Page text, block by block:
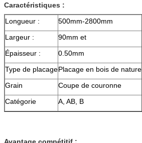
Caractéristiques :
Longueur :
500mm-2800mm
Largeur :
90mm et
Épaisseur :
0.50mm
Type de placagePlacage en bois de nature
Grain
Coupe de couronne
Catégorie
A, AB, B